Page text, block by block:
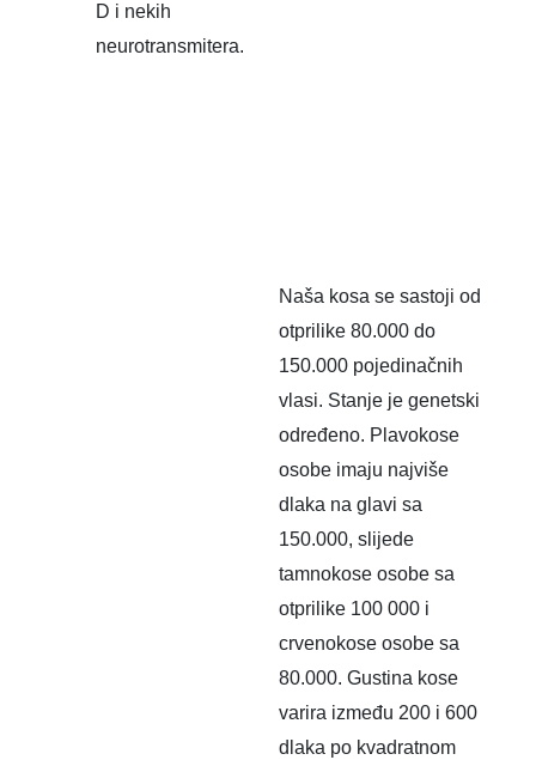
D i nekih
neurotransmitera.
Naša kosa se sastoji od
otprilike 80.000 do
150.000 pojedinačnih
vlasi. Stanje je genetski
određeno. Plavokose
osobe imaju najviše
dlaka na glavi sa
150.000, slijede
tamnokose osobe sa
otprilike 100 000 i
crvenokose osobe sa
80.000. Gustina kose
varira između 200 i 600
dlaka po kvadratnom